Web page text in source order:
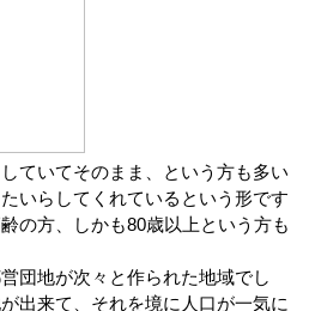
ていてそのまま、という方も多い
いらしてくれているという形です
の方、しかも80歳以上という方も
団地が次々と作られた地域でし
出来て、それを境に人口が一気に